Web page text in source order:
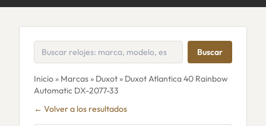
Buscar
Inicio» Marcas» Duxot» Duxot Atlantica 40 Rainbow
Automatic DX-2077-33
← Volver a los resultados